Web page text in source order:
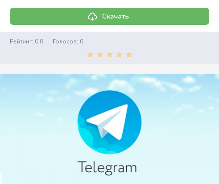
Скачать
Рейтинг: 0.0 Голосов: 0